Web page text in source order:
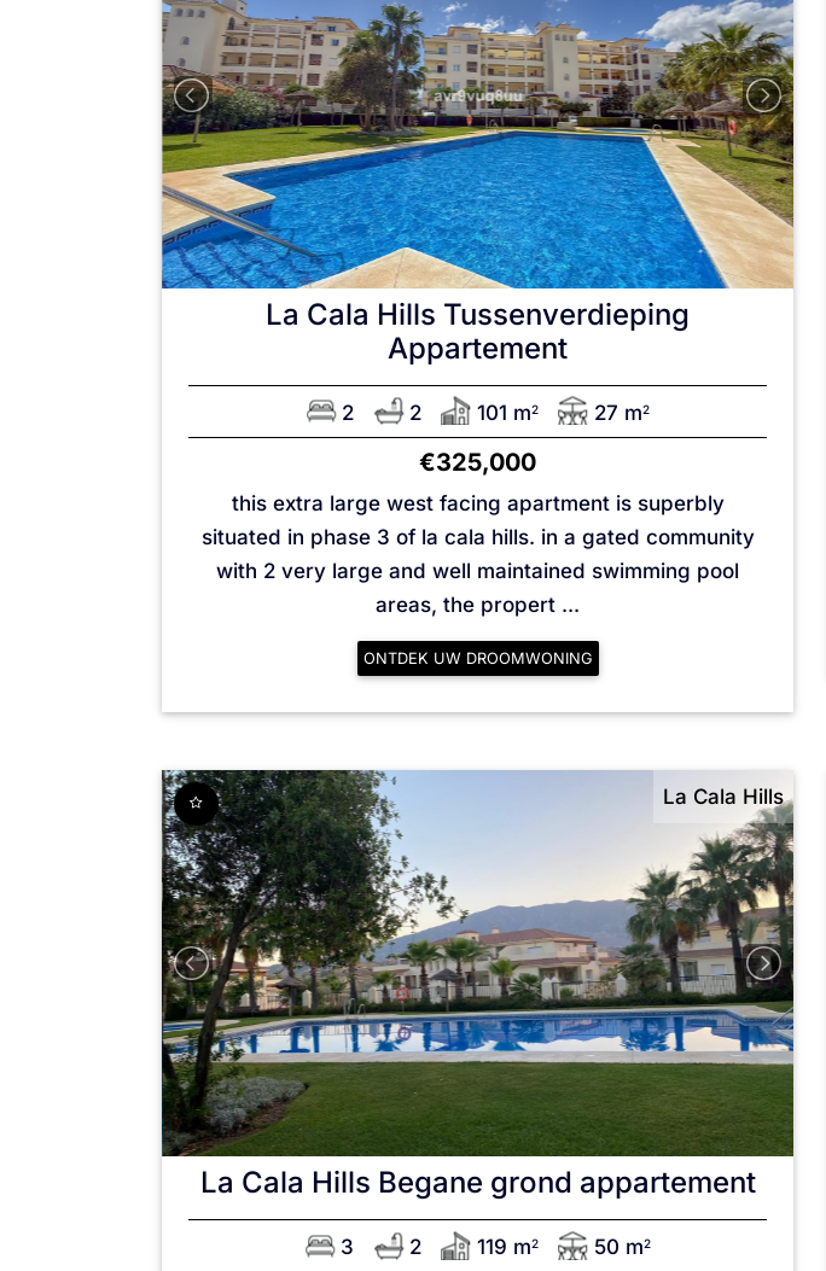
La Cala Hills Tussenverdieping
Appartement
2 2 101 m2 27 m2
€325,000
this extra large west facing apartment is superbly
situated in phase 3 of la cala hills. in a gated community
with 2 very large and well maintained swimming pool
areas, the propert ...
ONTDEK UW DROOMWONING
La Cala Hills
La Cala Hills Begane grond appartement
3 2 119 m2 50 m2